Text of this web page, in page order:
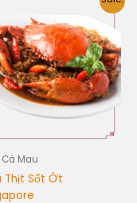
Mau
Thịt Sốt Ớt
là:
₫700,000.
tại
là:
₫350,000.